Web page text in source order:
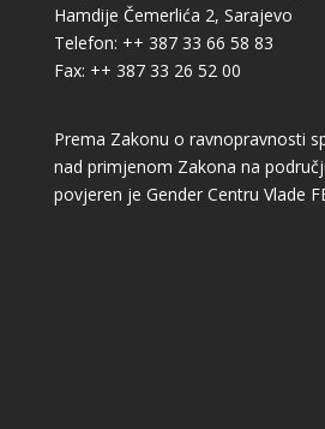
Hamdije Čemerlića 2, Sarajevo
Telefon: ++ 387 33 66 58 83
Fax: ++ 387 33 26 52 00
Prema Zakonu o ravnopravnosti
nad primjenom Zakona na
povjeren je Gender Centru Vlade